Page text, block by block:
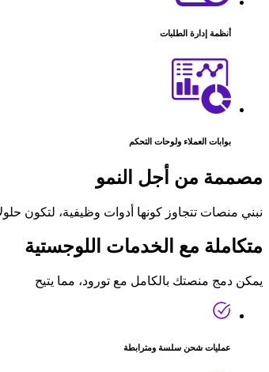
أنظمة إدارة الطلبات
بوابات العملاء ولوحات التحكم
مصممة من أجل النمو
نبني منصات تتجاوز كونها أدوات وظيفية، لتكون
متكاملة مع الخدمات اللوجستية
يمكن دمج منصتك بالكامل مع تورود، مما يتيح
عمليات شحن سلسة ومترابطة